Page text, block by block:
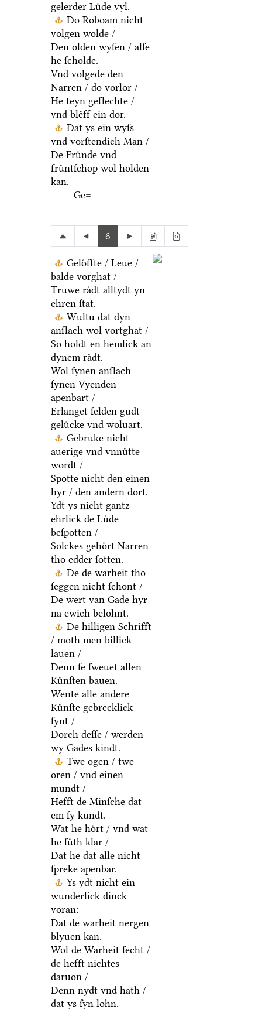
gelerder Luͤde vyl.
Do Roboam nicht
volgen wolde /
Den olden wyſen / alſe
he ſcholde.
Vnd volgede den
Narren / do vorlor /
He teyn geſlechte /
vnd bleͤff ein dor.
Dat ys ein wyſs
vnd vorſtendich Man /
De Fruͤnde vnd
fruͤntſchop wol holden
kan.
Ge=
6
Geloͤffte / Leue /
balde vorghat /
Truwe raͤdt alltydt yn
ehren ſtat.
Wultu dat dyn
anſlach wol vortghat /
So holdt en hemlick an
dynem raͤdt.
Wol ſynen anſlach
ſynen Vyenden
apenbart /
Erlanget ſelden gudt
geluͤcke vnd woluart.
Gebruke nicht
auerige vnd vnnuͤtte
wordt /
Spotte nicht den einen
hyr / den andern dort.
Ydt ys nicht gantz
ehrlick de Luͤde
beſpotten /
Solckes gehoͤrt Narren
tho edder ſotten.
De de warheit tho
ſeggen nicht ſchont /
De wert van Gade hyr
na ewich belohnt.
De hilligen Schrifft
/ moth men billick
lauen /
Denn ſe ſweuet allen
Kuͤnſten bauen.
Wente alle andere
Kuͤnſte gebrecklick
ſynt /
Dorch deſſe / werden
wy Gades kindt.
Twe ogen / twe
oren / vnd einen
mundt /
Hefft de Minſche dat
em ſy kundt.
Wat he hoͤrt / vnd wat
he ſuͤth klar /
Dat he dat alle nicht
ſpreke apenbar.
Ys ydt nicht ein
wunderlick dinck
voran:
Dat de warheit nergen
blyuen kan.
Wol de Warheit ſecht /
de hefft nichtes
daruon /
Denn nydt vnd hath /
dat ys ſyn lohn.